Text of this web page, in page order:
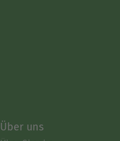
Über uns